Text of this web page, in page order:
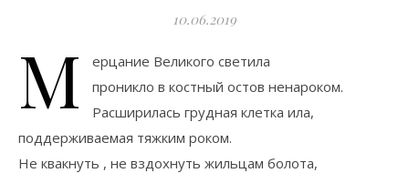
10.06.2019
М
ерцание Великого светила
проникло в костный остов ненароком.
Расширилась грудная клетка ила,
поддерживаемая тяжким роком.
Не квакнуть , не вздохнуть жильцам болота,